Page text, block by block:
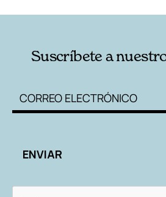
Suscríbete a